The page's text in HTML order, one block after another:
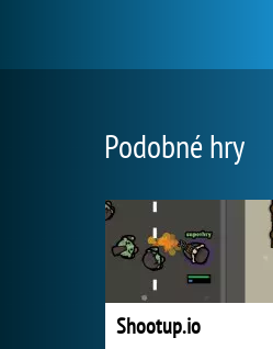
Podobné hry
Shootup.io